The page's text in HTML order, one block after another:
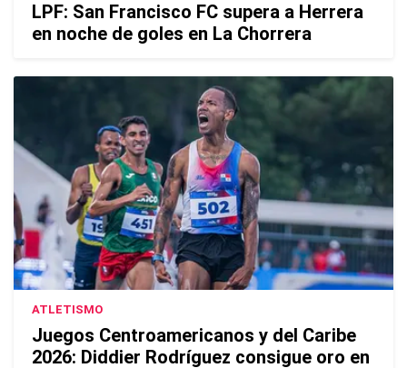
LPF: San Francisco FC supera a Herrera
en noche de goles en La Chorrera
ATLETISMO
Juegos Centroamericanos y del Caribe
2026: Diddier Rodríguez consigue oro en